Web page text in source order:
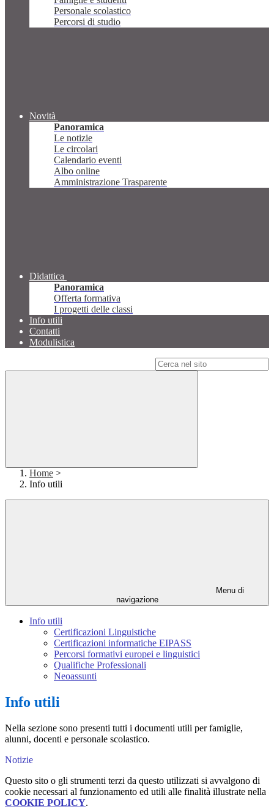
Personale scolastico
Percorsi di studio
Novità
Panoramica
Le notizie
Le circolari
Calendario eventi
Albo online
Amministrazione Trasparente
Didattica
Panoramica
Offerta formativa
I progetti delle classi
Info utili
Contatti
Modulistica
Home >
Info utili
Menu di
navigazione
Info utili
Certificazioni Linguistiche
Certificazioni informatiche EIPASS
Percorsi formativi europei e linguistici
Qualifiche Professionali
Neoassunti
Info utili
Nella sezione sono presenti tutti i documenti utili per famiglie,
alunni, docenti e personale scolastico.
Notizie
Questo sito o gli strumenti terzi da questo utilizzati si avvalgono di
cookie necessari al funzionamento ed utili alle finalità illustrate nella
COOKIE POLICY.